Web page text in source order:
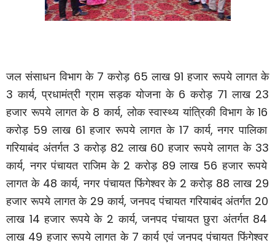
जल संसाधन विभाग के 7 करोड़ 65 लाख 91 हजार रूपये लागत के
3 कार्य,प्रधामंत्री ग्राम सड़क योजना के 6 करोड़ 71 लाख 23
हजार रूपये लागत के 8 कार्य,लोक स्वास्थ्य यांत्रिकी विभाग के16
करोड़ 59 लाख 61 हजार रूपये लागत के 17 कार्य,नगर पालिका
गरियाबंद अंतर्गत 3 करोड़ 82 लाख 60 हजार रूपये लागत के 33
कार्य,नगर पंचायत राजिम के 2 करोड़ 89 लाख 56 हजार रूपये
लागत के 48 कार्य,नगर पंचायत फिंगेश्वर के 2 करोड़ 88 लाख 29
हजार रूपये लागत के 29 कार्य,जनपद पंचायत गरियाबंद अंतर्गत 20
लाख 14 हजार रूपये के 2 कार्य,जनपद पंचायत छुरा अंतर्गत 84
लाख 49 हजार रूपये लागत के 7 कार्य एवं जनपद पंचायत फिंगेश्वर